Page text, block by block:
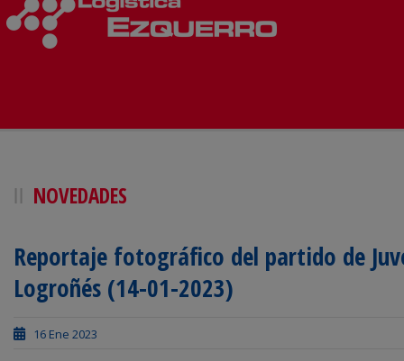
NOVEDADES
Reportaje fotográfico del partido de
Logroñés (14-01-2023)
16 Ene 2023